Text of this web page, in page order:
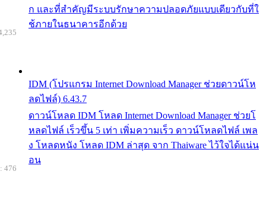
ก และที่สำคัญมีระบบรักษาความปลอดภัยแบบเดียวกับที่ใ
ช้ภายในธนาคารอีกด้วย
IDM (โปรแกรม Internet Download Manager ช่วยดาวน์โห
ลดไฟล์) 6.43.7
ดาวน์โหลด IDM โหลด Internet Download Manager ช่วยโ
หลดไฟล์ เร็วขึ้น 5 เท่า เพิ่มความเร็ว ดาวน์โหลดไฟล์ เพล
ง โหลดหนัง โหลด IDM ล่าสุด จาก Thaiware ไว้ใจได้แน่น
อน
476